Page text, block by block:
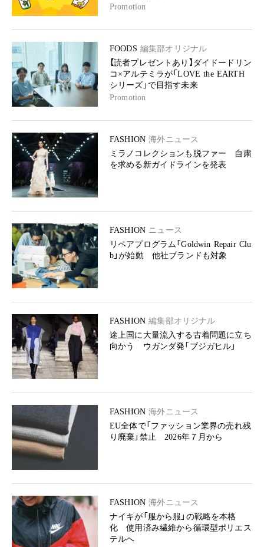
Promotion
FOODS 編集部オリジナル
【読者プレゼントあり】ダイドードリン
コ×アルテミラが「LOVE the EARTH
シリーズ」で目指す未来
Promotion
FASHION 海外ニュース
ミラノコレクションも脱ファー 自粛
を求める新ガイドラインを発表
FASHION ニュース
リペアプログラム「Goldwin Repair Clu
b」が始動 他社ブランドも対象
FASHION 編集部オリジナル
途上国に大量流入する古着問題に立ち
向かう ウガンダ発「ブジガヒル」
FASHION 海外ニュース
EU全体で「ファッション業界の売れ残
り廃棄」禁止 2026年７月から
FASHION 海外ニュース
ナイキが「服から服」の戦略を本格
化 使用済み繊維から循環型ポリエス
テルへ